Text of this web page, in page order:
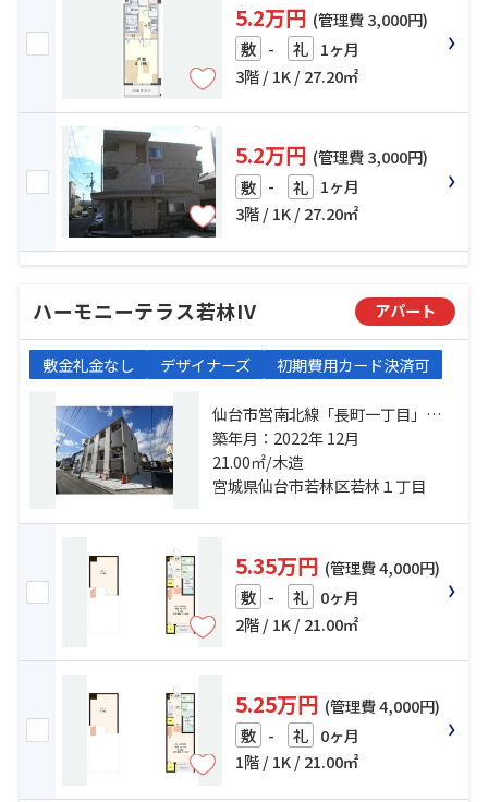
5.2万円 (管理費 3,000円)
敷 - 礼 1ヶ月
3階 / 1K / 27.20㎡
5.2万円 (管理費 3,000円)
敷 - 礼 1ヶ月
3階 / 1K / 27.20㎡
ハーモニーテラス若林IV アパート
敷金礼金なし デザイナーズ 初期費用カード決済可
仙台市営南北線「長町一丁目」
駅 徒歩9分 仙台市営南北線「河原
町」駅 徒歩16分 若林一丁目バス停
下車 徒歩5分
築年月：2022年 12月
21.00㎡/木造
宮城県仙台市若林区若林１丁目
5.35万円 (管理費 4,000円)
敷 - 礼 0ヶ月
2階 / 1K / 21.00㎡
5.25万円 (管理費 4,000円)
敷 - 礼 0ヶ月
1階 / 1K / 21.00㎡